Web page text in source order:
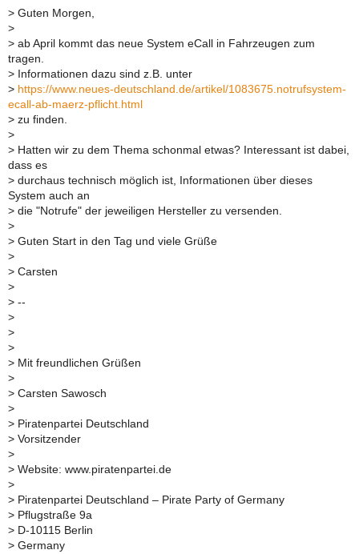
> Guten Morgen,
>
> ab April kommt das neue System eCall in Fahrzeugen zum
tragen.
> Informationen dazu sind z.B. unter
> https://www.neues-deutschland.de/artikel/1083675.notrufsystem-
ecall-ab-maerz-pflicht.html
> zu finden.
>
> Hatten wir zu dem Thema schonmal etwas? Interessant ist dabei,
dass es
> durchaus technisch möglich ist, Informationen über dieses
System auch an
> die "Notrufe" der jeweiligen Hersteller zu versenden.
>
> Guten Start in den Tag und viele Grüße
>
> Carsten
>
> --
>
>
>
> Mit freundlichen Grüßen
>
> Carsten Sawosch
>
> Piratenpartei Deutschland
> Vorsitzender
>
> Website: www.piratenpartei.de
>
> Piratenpartei Deutschland – Pirate Party of Germany
> Pflugstraße 9a
> D-10115 Berlin
> Germany